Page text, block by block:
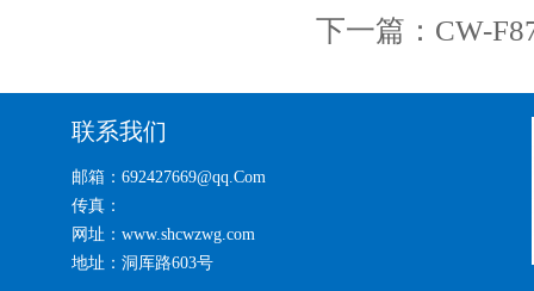
下一篇： CW-
联系我们
邮箱：692427669@qq.Com
传真：
网址：www.shcwzwg.com
地址：洞厍路603号